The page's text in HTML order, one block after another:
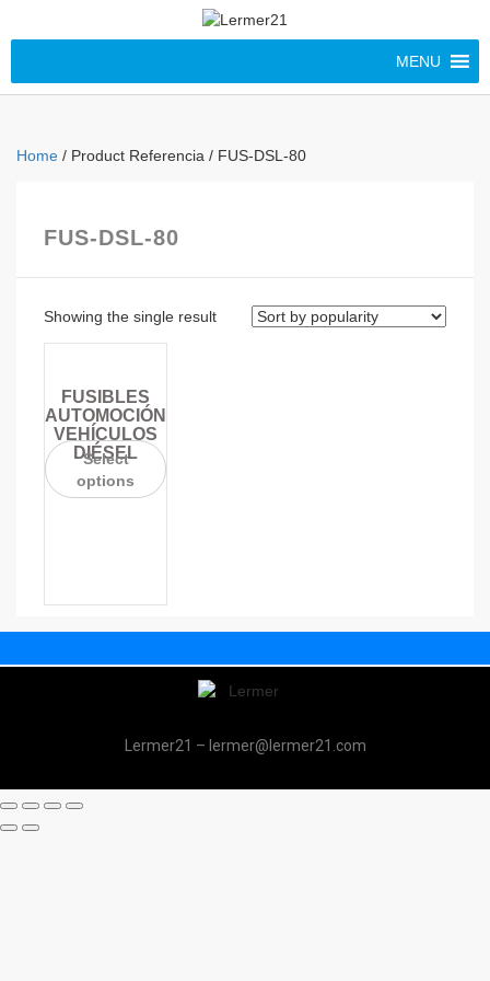
MENU
Home / Product Referencia / FUS-DSL-80
FUS-DSL-80
Showing the single result
FUSIBLES
AUTOMOCIÓN
VEHÍCULOS
DIÉSEL
Select
options
Lermer21 – lermer@lermer21.com